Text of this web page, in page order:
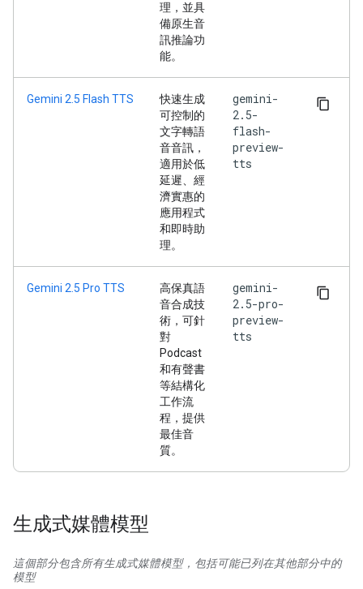
理，並具
備原生音
訊推論功
能。
Gemini 2.5 Flash TTS
快速生成
可控制的
文字轉語
音音訊，
適用於低
延遲、經
濟實惠的
應用程式
和即時助
理。
gemini-
2.5-
flash-
preview-
tts
Gemini 2.5 Pro TTS
高保真語
音合成技
術，可針
對
Podcast
和有聲書
等結構化
工作流
程，提供
最佳音
質。
gemini-
2.5-pro-
preview-
tts
生成式媒體模型
這個部分包含所有生成式媒體模型，包括可能已列在其他部分中的
模型